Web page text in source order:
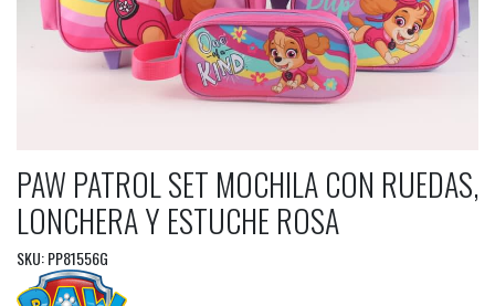
PAW PATROL SET MOCHILA CON RUEDAS,
LONCHERA Y ESTUCHE ROSA
SKU: PP81556G